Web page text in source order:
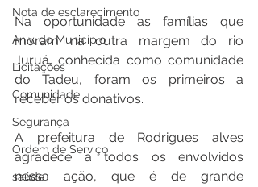
Nota de esclarecimento
Aniv. do Município
Licitações
Comunidade
Segurança
Ordem de Serviço
saúde
Na oportunidade as famílias que
moram na outra margem do rio
Juruá, conhecida como comunidade
do Tadeu, foram os primeiros a
receber os donativos.
A prefeitura de Rodrigues alves
agradece a todos os envolvidos
nessa ação, que é de grande